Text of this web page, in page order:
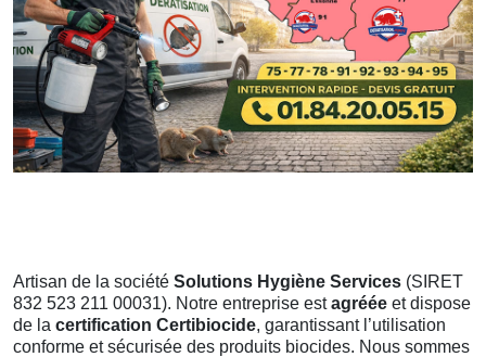
Artisan de la société Solutions Hygiène Services (SIRET
832 523 211 00031). Notre entreprise estagréée et dispose
de la certification Certibiocide, garantissant l’utilisation
conforme et sécurisée des produits biocides. Nous sommes